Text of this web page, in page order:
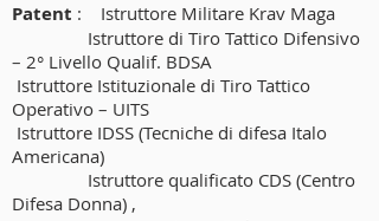
Patent : Istruttore Militare Krav Maga
Istruttore di Tiro Tattico Difensivo
– 2° Livello Qualif. BDSA
Istruttore Istituzionale di Tiro Tattico
Operativo – UITS
Istruttore IDSS (Tecniche di difesa Italo
Americana)
Istruttore qualificato CDS (Centro
Difesa Donna) ,